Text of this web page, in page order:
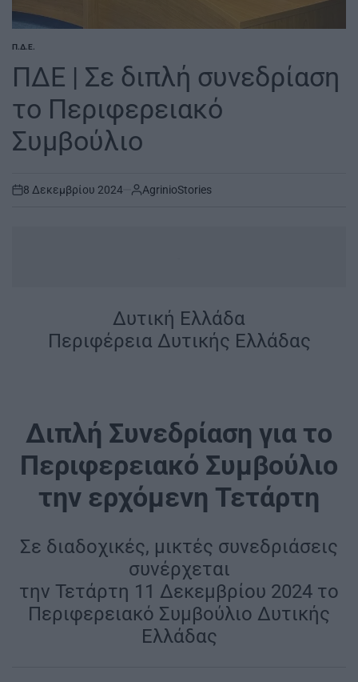
POSTED
Π.Δ.Ε.
ΠΔΕ | Σε διπλή συνεδρίαση
το Περιφερειακό
Συμβούλιο
on
8 Δεκεμβρίου 2024 AgrinioStories
Δυτική Ελλάδα
Περιφέρεια Δυτικής Ελλάδας
Διπλή Συνεδρίαση για το
Περιφερειακό Συμβούλιο
την ερχόμενη Τετάρτη
Σε διαδοχικές, μικτές συνεδριάσεις
συνέρχεται
την Τετάρτη 11 Δεκεμβρίου 2024 το
Περιφερειακό Συμβούλιο Δυτικής
Ελλάδας